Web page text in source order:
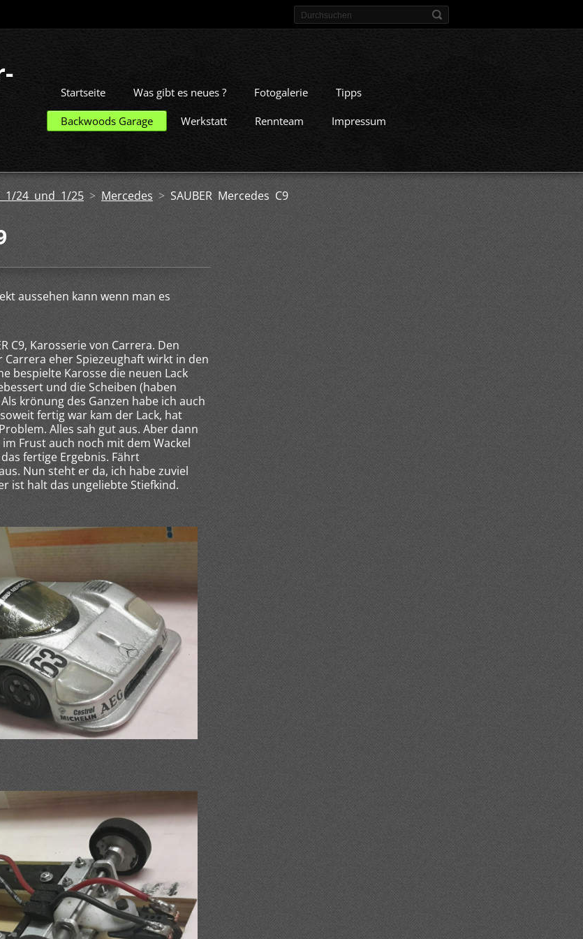
Startseite Was gibt es neues ? Fotogalerie Tipps
Backwoods Garage Werkstatt Rennteam Impressum
1/24 und 1/25 > Mercedes > SAUBER Mercedes C9
aussehen kann wenn man es
C9, Karosserie von Carrera. Den
eher Spiezeughaft wirkt in den
bespielte Karosse die neuen Lack
und die Scheiben (haben
krönung des Ganzen habe ich auch
fertig war kam der Lack, hat
Alles sah gut aus. Aber dann
Frust auch noch mit dem Wackel
fertige Ergebnis. Fährt
Nun steht er da, ich habe zuviel
ist halt das ungeliebte Stiefkind.